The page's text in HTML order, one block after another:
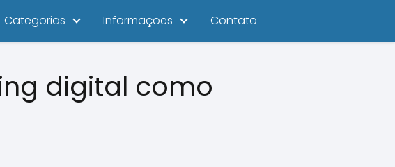
Categorias Informações Contato
digital como